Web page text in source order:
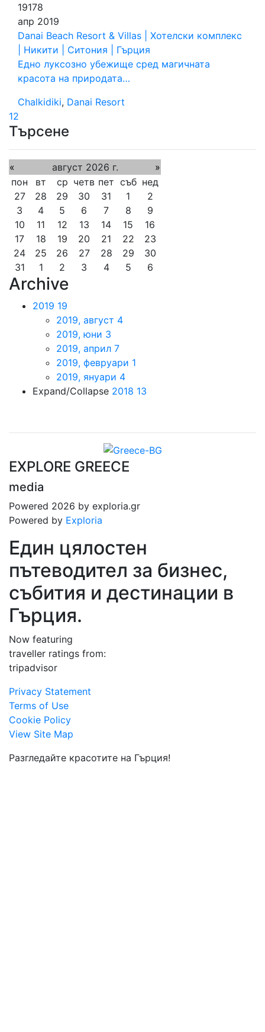
19178
апр 2019
Danai Beach Resort & Villas | Хотелски комплекс
| Никити | Ситония | Гърция
Едно луксозно убежище сред магичната
красота на природата…
Chalkidiki, Danai Resort
12
Търсене
« август 2026 г.
»
пон
вт ср четв пет съб нед
27
28 29 30 31 1
2
3
4 5 6 7 8
9
10
11 12 13 14 15
16
17
18 19 20 21 22
23
24
25 26 27 28 29
30
31
1 2 3 4 5 6
Archive
2019 19
2019, август 4
2019, юни 3
2019, април 7
2019, февруари 1
2019, януари 4
Expand/Collapse 2018 13
EXPLORE GREECE
media
Powered 2026 by exploria.gr
Powered by Exploria
Един цялостен
пътеводител за бизнес,
събития и дестинации в
Гърция.
Now featuring
traveller ratings from:
tripadvisor
Privacy Statement
Terms of Use
Cookie Policy
View Site Map
Разгледайте красотите на Гърция!